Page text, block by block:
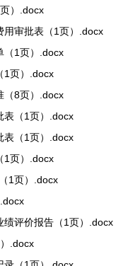
）.docx
用审批表（1页）.docx
（1页）.docx
1页）.docx
（8页）.docx
表（1页）.docx
表（1页）.docx
1页）.docx
1页）.docx
绩评价报告（1页）.docx
.docx